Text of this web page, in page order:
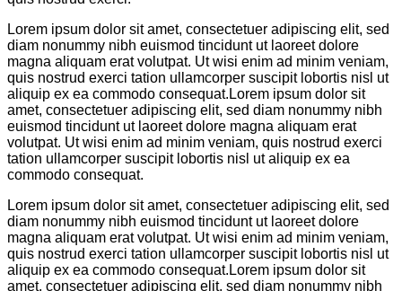
Lorem ipsum dolor sit amet, consectetuer adipiscing elit, sed
diam nonummy nibh euismod tincidunt ut laoreet dolore
magna aliquam erat volutpat. Ut wisi enim ad minim veniam,
quis nostrud exerci tation ullamcorper suscipit lobortis nisl ut
aliquip ex ea commodo consequat.Lorem ipsum dolor sit
amet, consectetuer adipiscing elit, sed diam nonummy nibh
euismod tincidunt ut laoreet dolore magna aliquam erat
volutpat. Ut wisi enim ad minim veniam, quis nostrud exerci
tation ullamcorper suscipit lobortis nisl ut aliquip ex ea
commodo consequat.
Lorem ipsum dolor sit amet, consectetuer adipiscing elit, sed
diam nonummy nibh euismod tincidunt ut laoreet dolore
magna aliquam erat volutpat. Ut wisi enim ad minim veniam,
quis nostrud exerci tation ullamcorper suscipit lobortis nisl ut
aliquip ex ea commodo consequat.Lorem ipsum dolor sit
amet, consectetuer adipiscing elit, sed diam nonummy nibh